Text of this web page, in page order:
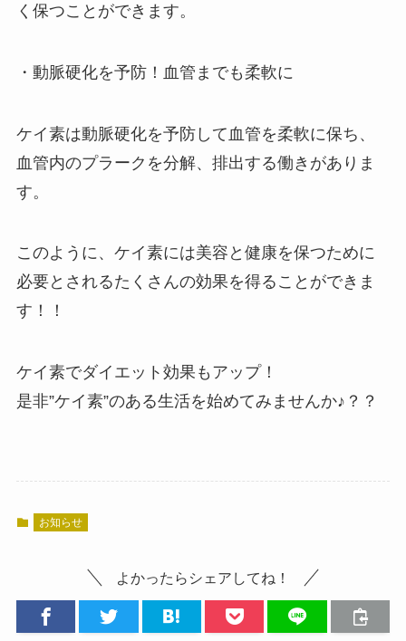
く保つことができます。
・動脈硬化を予防！血管までも柔軟に
ケイ素は動脈硬化を予防して血管を柔軟に保ち、
血管内のプラークを分解、排出する働きがありま
す。
このように、ケイ素には美容と健康を保つために
必要とされるたくさんの効果を得ることができま
す！！
ケイ素でダイエット効果もアップ！
是非”ケイ素”のある生活を始めてみませんか♪？？
お知らせ
よかったらシェアしてね！